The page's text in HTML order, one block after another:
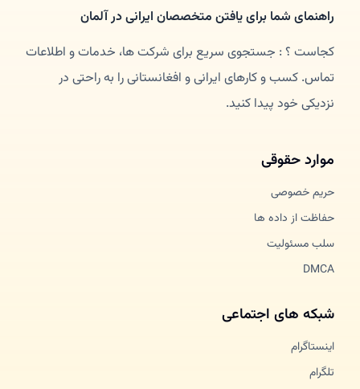
راهنمای شما برای یافتن متخصصان ایرانی در آلمان
کجاست ؟ : جستجوی سریع برای شرکت ها، خدمات و اطلاعات
تماس. کسب و کارهای ایرانی و افغانستانی را به راحتی در
نزدیکی خود پیدا کنید.
موارد حقوقی
حریم خصوصی
حفاظت از داده ها
سلب مسئولیت
DMCA
شبکه های اجتماعی
اینستاگرام
تلگرام